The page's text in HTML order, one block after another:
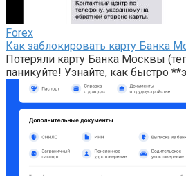
Forex
Как заблокировать карту Банка
Потеряли карту Банка Москвы
паникуйте! Узнайте, как быстро